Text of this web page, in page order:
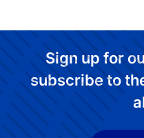
Sign up for
subscribe to